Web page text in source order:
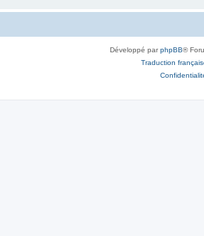
Développé parphpBB®
Traduction